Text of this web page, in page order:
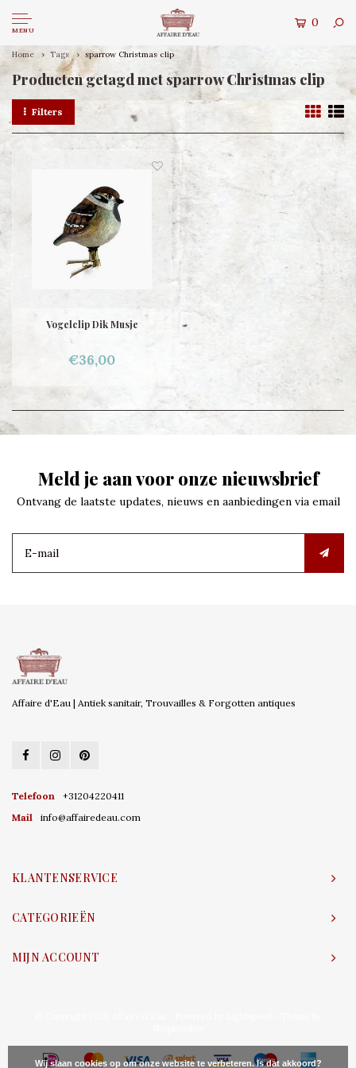
MENU
0
Home Tags sparrow Christmas clip
Producten getagd met sparrow Christmas clip
Filters
Vogelclip Dik Musje
€36,00
Meld je aan voor onze nieuwsbrief
Ontvang de laatste updates, nieuws en aanbiedingen via email
Affaire d'Eau | Antiek sanitair, Trouvailles & Forgotten antiques
Telefoon
+31204220411
Mail
info@affairedeau.com
KLANTENSERVICE
CATEGORIEËN
MIJN ACCOUNT
Wij slaan cookies op om onze website te verbeteren. Is dat akkoord?